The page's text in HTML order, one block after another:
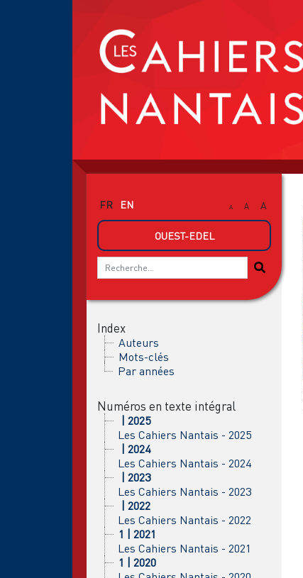
FR EN A A A
OUEST-EDEL
Index
Auteurs
Mots-clés
Par années
Numéros en texte intégral
| 2025
Les Cahiers Nantais - 2025
| 2024
Les Cahiers Nantais - 2024
| 2023
Les Cahiers Nantais - 2023
| 2022
Les Cahiers Nantais - 2022
1 | 2021
Les Cahiers Nantais - 2021
1 | 2020